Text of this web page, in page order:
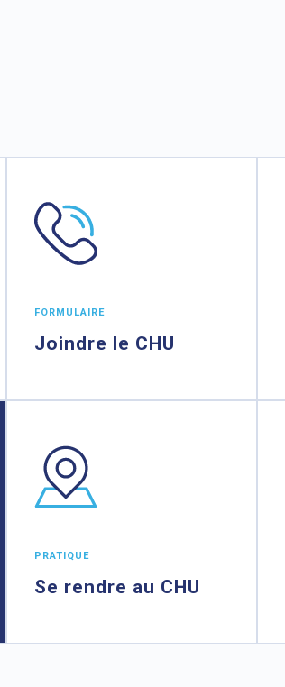
FORMULAIRE
Joindre le CHU
PRATIQUE
Se rendre au CHU